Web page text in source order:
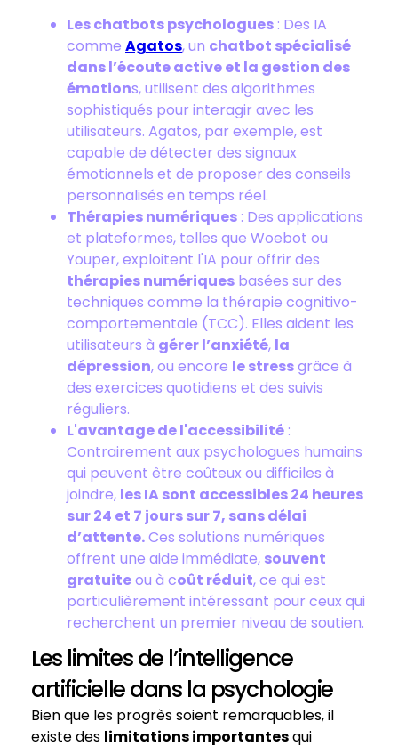
Les chatbots psychologues : Des IA
comme Agatos, un chatbot spécialisé
dans l’écoute active et la gestion des
émotions, utilisent des algorithmes
sophistiqués pour interagir avec les
utilisateurs. Agatos, par exemple, est
capable de détecter des signaux
émotionnels et de proposer des conseils
personnalisés en temps réel.
Thérapies numériques : Des applications
et plateformes, telles que Woebot ou
Youper, exploitent l'IA pour offrir des
thérapies numériques basées sur des
techniques comme la thérapie cognitivo-
comportementale (TCC). Elles aident les
utilisateurs à gérer l’anxiété, la
dépression, ou encore le stressgrâce à
des exercices quotidiens et des suivis
réguliers.
L'avantage de l'accessibilité :
Contrairement aux psychologues humains
qui peuvent être coûteux ou difficiles à
joindre, les IA sont accessibles 24 heures
sur 24 et 7 jours sur 7, sans délai
d’attente.Ces solutions numériques
offrent une aide immédiate, souvent
gratuiteou à coût réduit, ce qui est
particulièrement intéressant pour ceux qui
recherchent un premier niveau de soutien.
Les limites de l’intelligence
artificielle dans la psychologie
Bien que les progrès soient remarquables, il
existe des limitations importantesqui